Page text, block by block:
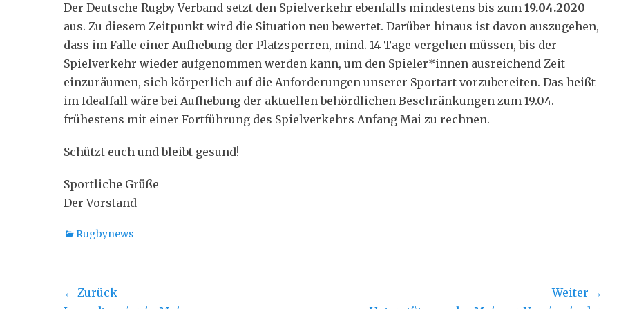
Der Deutsche Rugby Verband setzt den Spielverkehr ebenfalls mindestens bis zum 19.04.2020
aus. Zu diesem Zeitpunkt wird die Situation neu bewertet. Darüber hinaus ist davon auszugehen,
dass im Falle einer Aufhebung der Platzsperren, mind. 14 Tage vergehen müssen, bis der
Spielverkehr wieder aufgenommen werden kann, um den Spieler*innen ausreichend Zeit
einzuräumen, sich körperlich auf die Anforderungen unserer Sportart vorzubereiten. Das heißt
im Idealfall wäre bei Aufhebung der aktuellen behördlichen Beschränkungen zum 19.04.
frühestens mit einer Fortführung des Spielverkehrs Anfang Mai zu rechnen.
Schützt euch und bleibt gesund!
Sportliche Grüße
Der Vorstand
Kategorien
Rugbynews
Beitragsnavigation
← Zurück
Weiter →